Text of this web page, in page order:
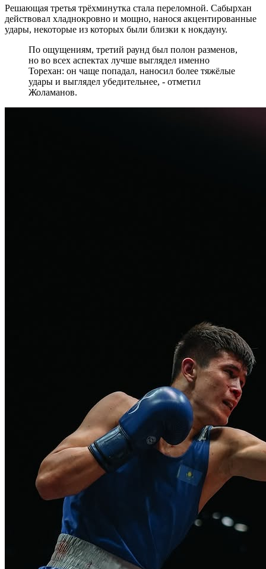
Решающая третья трёхминутка стала переломной. Сабырхан
действовал хладнокровно и мощно, нанося акцентированные
удары, некоторые из которых были близки к нокдауну.
По ощущениям, третий раунд был полон разменов,
но во всех аспектах лучше выглядел именно
Торехан: он чаще попадал, наносил более тяжёлые
удары и выглядел убедительнее, - отметил
Жоламанов.